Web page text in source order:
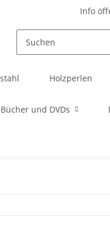
Info
Holzperlen
Bücher und DVDs